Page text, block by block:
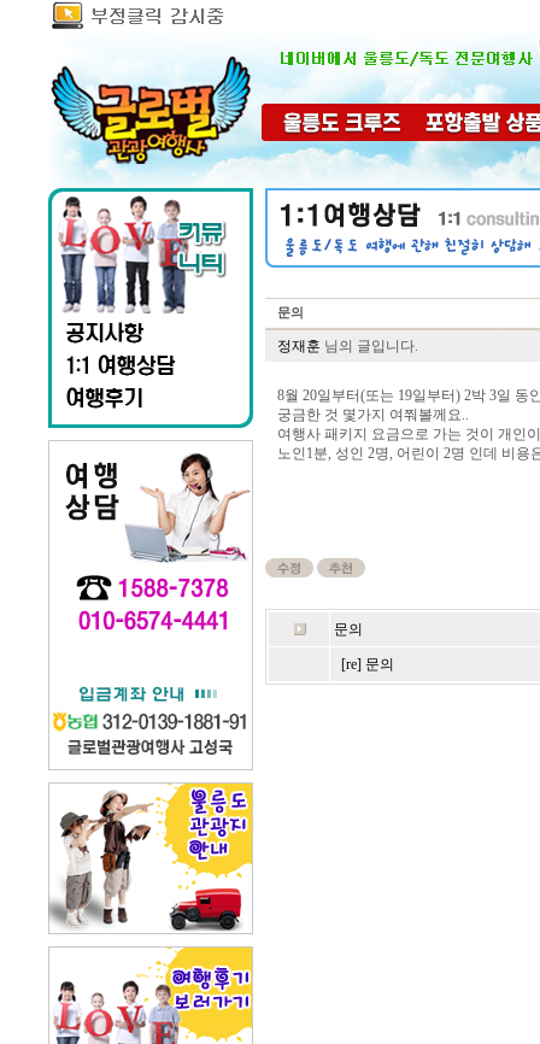
문의
정재훈 님의 글입니다.
8월 20일부터(또는 19일부터) 2박 3일 동
궁금한 것 몇가지 여쭤볼께요..
여행사 패키지 요금으로 가는 것이 개인
노인1분, 성인 2명, 어린이 2명 인데 비용
문의
[re] 문의